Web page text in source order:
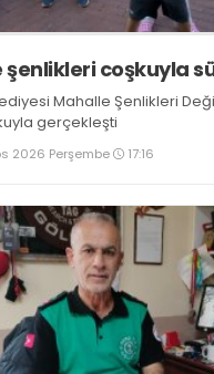
şenlikleri coşkuyla
Mahalle Şenlikleri
gerçekleşti
2026 Perşembe 17:16